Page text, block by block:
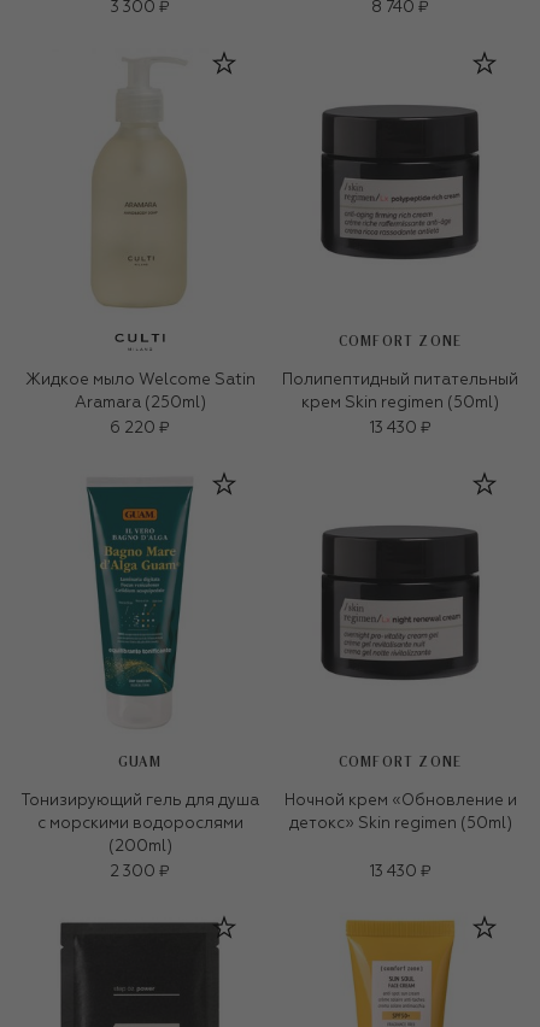
3 300 ₽ 8 740 ₽
Жидкое мыло Welcome Satin
Aramara (250ml)
6 220 ₽
COMFORT ZONE
Полипептидный питательный
крем Skin regimen (50ml)
13 430 ₽
GUAM
Тонизирующий гель для душа
с морскими водорослями
(200ml)
2 300 ₽
COMFORT ZONE
Ночной крем «Обновление и
детокс» Skin regimen (50ml)
13 430 ₽